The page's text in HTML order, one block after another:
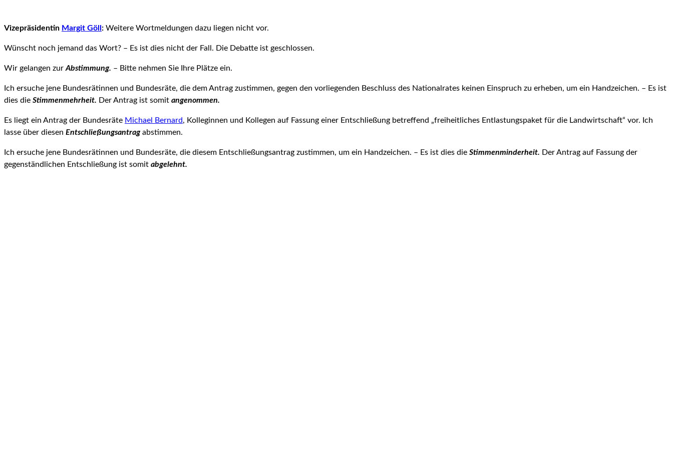
Vizepräsidentin Margit Göll : Weitere Wortmeldungen dazu liegen nicht vor.
Wünscht noch jemand das Wort? – Es ist dies nicht der Fall. Die Debatte ist geschlossen.
Wir gelangen zur Abstimmung. – Bitte nehmen Sie Ihre Plätze ein.
Ich ersuche jene Bundesrätinnen und Bundesräte, die dem Antrag zustimmen, gegen den vorliegenden Beschluss des Nationalrates keinen Einspruch zu erheben, um ein Handzeichen. – Es ist
dies die Stimmenmehrheit. Der Antrag ist somit angenommen.
Es liegt ein Antrag der Bundesräte Michael Bernard, Kolleginnen und Kollegen auf Fassung einer Entschließung betreffend „freiheitliches Entlastungspaket für die Landwirtschaft“ vor. Ich
lasse über diesen Entschließungsantragabstimmen.
Ich ersuche jene Bundesrätinnen und Bundesräte, die diesem Entschließungs­antrag zustimmen, um ein Handzeichen. – Es ist dies die Stimmenminderheit. Der Antrag auf Fassung der
gegenständlichen Entschließung ist somit abgelehnt.